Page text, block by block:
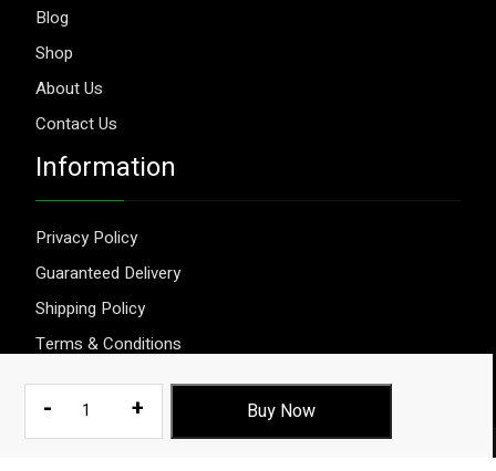
-
एसिडिटी
+ Buy Now
Blog
Shop
About Us
Contact Us
Information
Privacy Policy
Guaranteed Delivery
Shipping Policy
Terms & Conditions